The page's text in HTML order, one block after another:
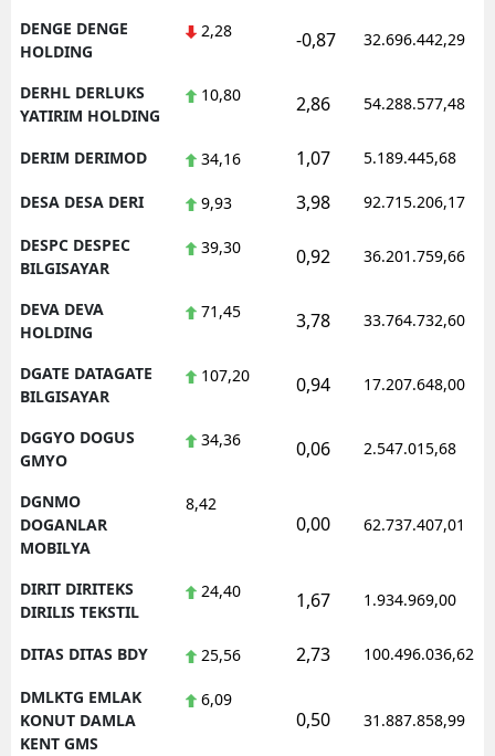
DENGE DENGE
HOLDING
2,28 -0,87 32.696.442,29
DERHL DERLUKS
YATIRIM HOLDING
10,80 2,86 54.288.577,48
DERIM DERIMOD 34,16 1,07 5.189.445,68
DESA DESA DERI 9,93 3,98 92.715.206,17
DESPC DESPEC
BILGISAYAR
39,30 0,92 36.201.759,66
DEVA DEVA
HOLDING
71,45 3,78 33.764.732,60
DGATE DATAGATE
BILGISAYAR
107,20 0,94 17.207.648,00
DGGYO DOGUS
GMYO
34,36 0,06 2.547.015,68
DGNMO
DOGANLAR
MOBILYA
8,42
0,00 62.737.407,01
DIRIT DIRITEKS
DIRILIS TEKSTIL
24,40 1,67 1.934.969,00
DITAS DITAS BDY 25,56 2,73 100.496.036,62
DMLKTG EMLAK
KONUT DAMLA
KENT GMS
6,09
0,50 31.887.858,99